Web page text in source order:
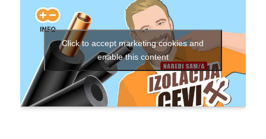
Click to accept marketing cookies and
enable this content